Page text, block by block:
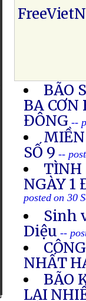
BÃO
BA
ĐÔNG --
SỐ 9 --
TÌNH
NGÀY 1
posted on 30
Sinh
Diệu --
NHẤT
BÃO
LẠI